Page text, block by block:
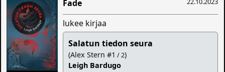
Fade
lukee kirjaa
Salatun tiedon seura
(Alex Stern #1 / 2)
Leigh Bardugo